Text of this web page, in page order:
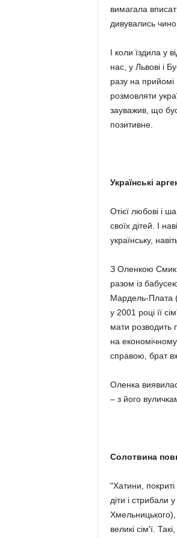
вимагала
дивувались
І коли їздила у
нас, у Львові і
разу на прийомі
розмовляти
зауважив, що
позитивне.
Українські
Отієї любові і
своїх дітей. І
українську,
З Оленкою Смик,
разом із
Мардель-Плата
у 2001 році її
мати розводить
на
справою, брат
Оленка
– з його
Солотвина
"Хатини,
діти і стрибали
Хмельницького),
великі сім'ї.